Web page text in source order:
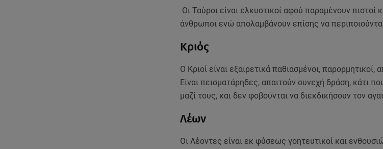
Οι Ταύροι είναι ελκυστικοί αφού παραμένουν πιστοί
άνθρωποι ενώ απολαμβάνουν επίσης να
Κριός
Ο Κριοί είναι εξαιρετικά παθιασμένοι, παρορμητικοί,
Είναι πεισματάρηδες, απαιτούν συνεχή δράση, κάτι
μαζί τους, και δεν φοβούνται να διεκδικήσουν τον
Λέων
Οι Λέοντες είναι εκ φύσεως γοητευτικοί και